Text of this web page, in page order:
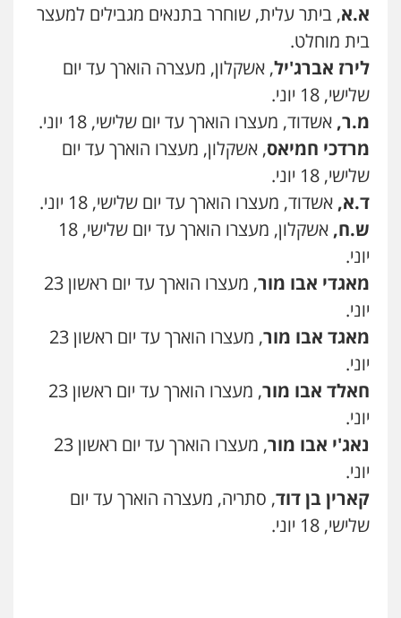
א.א, ביתר עלית, שוחרר בתנאים מגבילים למעצר
בית מוחלט.
לירז אברג'יל, אשקלון, מעצרה הוארך עד יום
שלישי, 18 יוני.
מ.ר, אשדוד, מעצרו הוארך עד יום שלישי, 18 יוני.
מרדכי חמיאס, אשקלון, מעצרו הוארך עד יום
שלישי, 18 יוני.
ד.א, אשדוד, מעצרו הוארך עד יום שלישי, 18 יוני.
ש.ח,
אשקלון, מעצרו הוארך עד יום שלישי, 18
יוני.
מאגדי אבו מור
, מעצרו הוארך עד יום ראשון 23
יוני.
מאגד אבו מור
, מעצרו הוארך עד יום ראשון 23
יוני.
חאלד אבו מור
, מעצרו הוארך עד יום ראשון 23
יוני.
נאג'י אבו מור
, מעצרו הוארך עד יום ראשון 23
יוני.
קארין בן דוד, סתריה, מעצרה הוארך עד יום
שלישי, 18 יוני.
מחיקת כתבות מגוגל ודחיקת אזכורים
שליליים
שירותים מקצועיים לעורכי דין
אחסון אתרים
מהירות הגנה שירותים
מרכז התחלה חדשה
לעורכי דין
מאיה בלום, עו"ס, טיפול ושיקום
0504062539
עו"ד ד"ר אבי שקד
0544385337